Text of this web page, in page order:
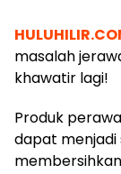
masalah
khawatir lagi!
Produk
dapat menjadi